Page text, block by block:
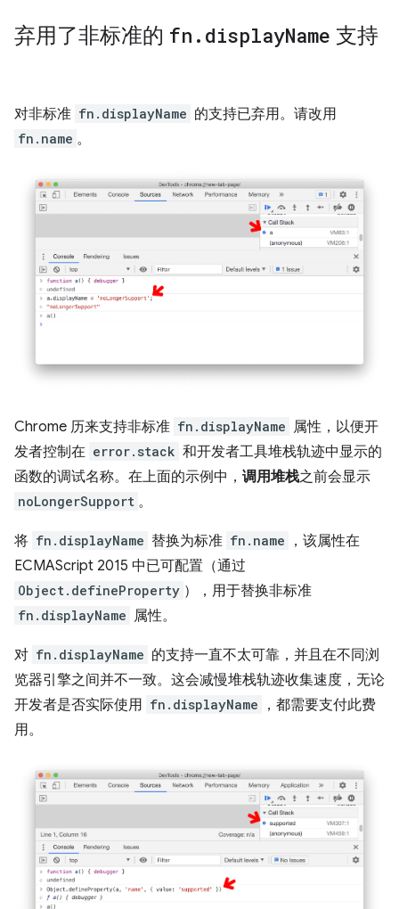
弃用了非标准的 fn . displayName 支持
对非标准 fn.displayName 的支持已弃用。请改用
fn.name 。
Chrome 历来支持非标准 fn.displayName 属性，以便开
发者控制在 error.stack 和开发者工具堆栈轨迹中显示的
函数的调试名称。在上面的示例中， 调用堆栈之前会显示
noLongerSupport 。
将 fn.displayName 替换为标准 fn.name
，该属性在
ECMAScript 2015 中已可配置（通过
Object.defineProperty ），用于替换非标准
fn.displayName 属性。
对 fn.displayName 的支持一直不太可靠，并且在不同浏
览器引擎之间并不一致。这会减慢堆栈轨迹收集速度，无论
开发者是否实际使用 fn.displayName
，都需要支付此费
用。